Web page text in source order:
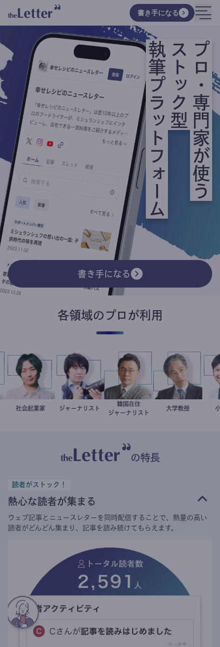
書き手になる
プロ・専門家が使う
ストック型
執筆プラットフォーム
書き手になる
各領域のプロが利用
駒崎弘樹
社会起業家 志葉玲
ジャーナリスト 徐台教
韓国在住
ジャーナリスト
加藤忠史
大学教授
の特長
読者がストック！
熱心な読者が集まる
ウェブ記事とニュースレターを同時配信することで、熱量の高い
読者がどんどん集まり、記事を読み続けてもらえます。